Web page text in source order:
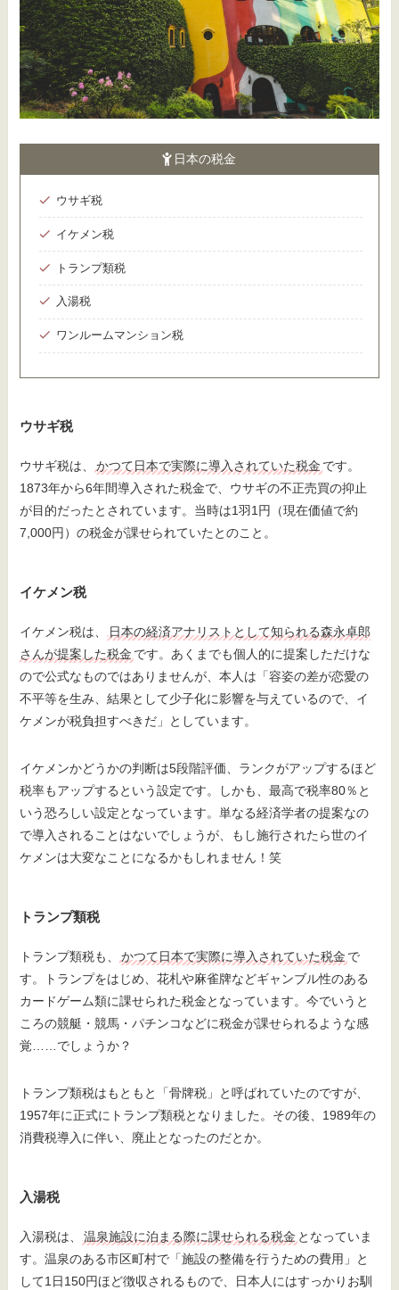
日本の税金
ウサギ税
イケメン税
トランプ類税
入湯税
ワンルームマンション税
ウサギ税
ウサギ税は、 かつて日本で実際に導入されていた税金 です。
1873年から6年間導入された税金で、ウサギの不正売買の抑止
が目的だったとされています。当時は1羽1円（現在価値で約
7,000円）の税金が課せられていたとのこと。
イケメン税
イケメン税は、
日本の経済アナリストとして知られる森永卓郎
さんが提案した税金 です。あくまでも個人的に提案しただけな
ので公式なものではありませんが、本人は「容姿の差が恋愛の
不平等を生み、結果として少子化に影響を与えているので、イ
ケメンが税負担すべきだ」としています。
イケメンかどうかの判断は5段階評価、ランクがアップするほど
税率もアップするという設定です。しかも、最高で税率80％と
いう恐ろしい設定となっています。単なる経済学者の提案なの
で導入されることはないでしょうが、もし施行されたら世のイ
ケメンは大変なことになるかもしれません！笑
トランプ類税
トランプ類税も、 かつて日本で実際に導入されていた税金 で
す。トランプをはじめ、花札や麻雀牌などギャンブル性のある
カードゲーム類に課せられた税金となっています。今でいうと
ころの競艇・競馬・パチンコなどに税金が課せられるような感
覚……でしょうか？
トランプ類税はもともと「骨牌税」と呼ばれていたのですが、
1957年に正式にトランプ類税となりました。その後、1989年の
消費税導入に伴い、廃止となったのだとか。
入湯税
入湯税は、温泉施設に泊まる際に課せられる税金 となっていま
す。温泉のある市区町村で「施設の整備を行うための費用」と
して1日150円ほど徴収されるもので、日本人にはすっかりお馴